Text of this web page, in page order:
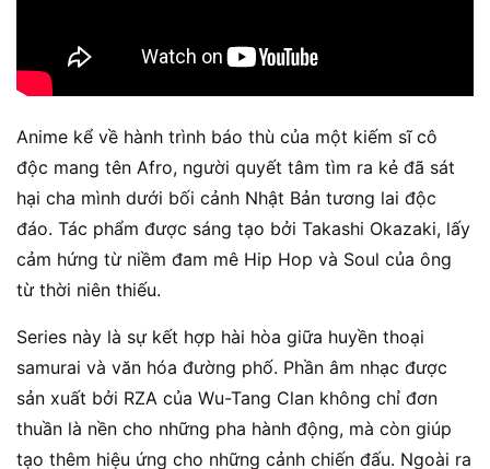
Anime kể về hành trình báo thù của một kiếm sĩ cô
độc mang tên Afro, người quyết tâm tìm ra kẻ đã sát
hại cha mình dưới bối cảnh Nhật Bản tương lai độc
đáo. Tác phẩm được sáng tạo bởi Takashi Okazaki, lấy
cảm hứng từ niềm đam mê Hip Hop và Soul của ông
từ thời niên thiếu.
Series này là sự kết hợp hài hòa giữa huyền thoại
samurai và văn hóa đường phố. Phần âm nhạc được
sản xuất bởi RZA của Wu-Tang Clan không chỉ đơn
thuần là nền cho những pha hành động, mà còn giúp
tạo thêm hiệu ứng cho những cảnh chiến đấu. Ngoài ra